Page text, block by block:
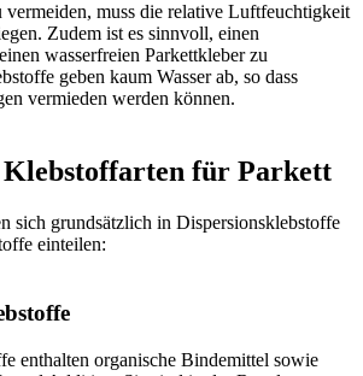
muss die relative Luftfeuchtigkeit
Zudem ist es sinnvoll, einen
wasserfreien Parkettkleber zu
geben kaum Wasser ab, so dass
vermieden werden können.
Klebstoffarten für Parkett
sich grundsätzlich in Dispersionsklebstoffe
einteilen:
enthalten organische Bindemittel sowie